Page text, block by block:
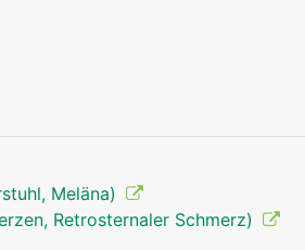
Meläna)
Retrosternaler Schmerz)